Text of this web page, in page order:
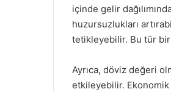
içinde gelir
huzursuzlukları
tetikleyebilir. Bu tür bir
Ayrıca, döviz değeri
etkileyebilir. Ekonomik